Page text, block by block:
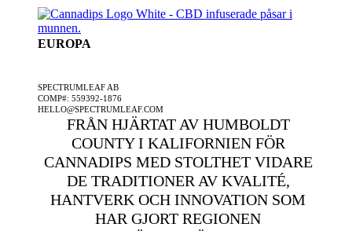
EUROPA
SPECTRUMLEAF AB
COMP#: 559392-1876
HELLO@SPECTRUMLEAF.COM
FRÅN HJÄRTAT AV HUMBOLDT
COUNTY I KALIFORNIEN FÖR
CANNADIPS MED STOLTHET VIDARE
DE TRADITIONER AV KVALITÉ,
HANTVERK OCH INNOVATION SOM
HAR GJORT REGIONEN